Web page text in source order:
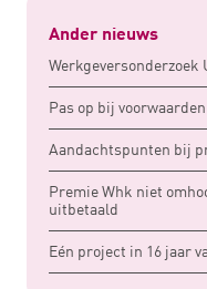
Ander nieuws
Pas op bij
Aandachtspunten bij
Premie Whk niet
uitbetaald
Eén project in 16 jaar